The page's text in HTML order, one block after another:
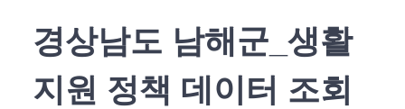
경상남도 남해군_생활
지원 정책 데이터 조회